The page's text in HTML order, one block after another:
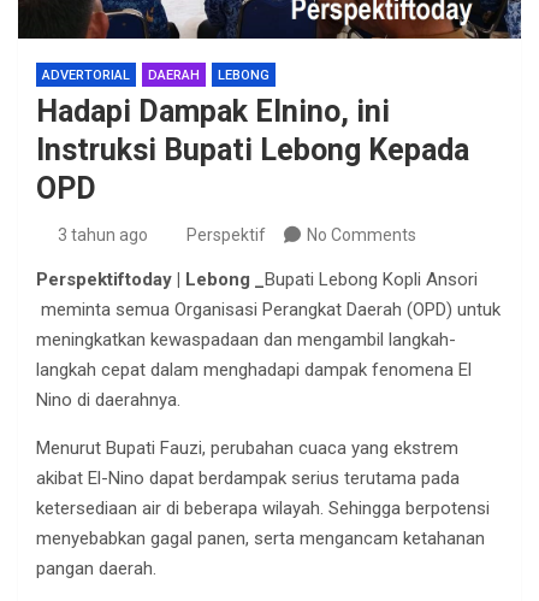
ADVERTORIAL DAERAH LEBONG
Hadapi Dampak Elnino, ini
Instruksi Bupati Lebong Kepada
OPD
3 tahun ago Perspektif No Comments
Perspektiftoday | Lebong _
Bupati Lebong Kopli Ansori
meminta semua Organisasi Perangkat Daerah (OPD) untuk
meningkatkan kewaspadaan dan mengambil langkah-
langkah cepat dalam menghadapi dampak fenomena El
Nino di daerahnya.
Menurut Bupati Fauzi, perubahan cuaca yang ekstrem
akibat El-Nino dapat berdampak serius terutama pada
ketersediaan air di beberapa wilayah. Sehingga berpotensi
menyebabkan gagal panen, serta mengancam ketahanan
pangan daerah.